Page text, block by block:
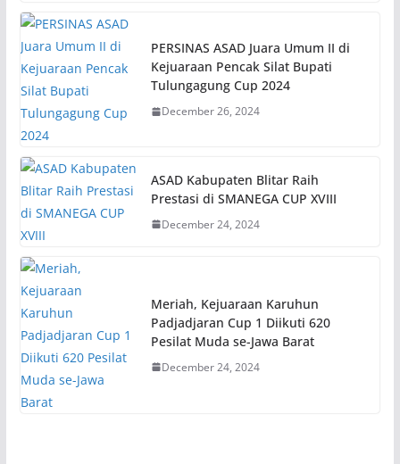
PERSINAS ASAD Juara Umum II di
Kejuaraan Pencak Silat Bupati
Tulungagung Cup 2024
December 26, 2024
ASAD Kabupaten Blitar Raih
Prestasi di SMANEGA CUP XVIII
December 24, 2024
Meriah, Kejuaraan Karuhun
Padjadjaran Cup 1 Diikuti 620
Pesilat Muda se-Jawa Barat
December 24, 2024